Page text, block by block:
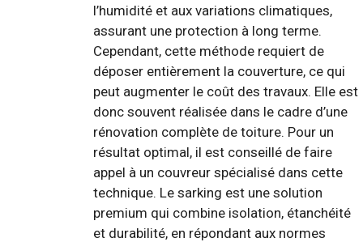
l’humidité et aux variations climatiques,
assurant une protection à long terme.
Cependant, cette méthode requiert de
déposer entièrement la couverture, ce qui
peut augmenter le coût des travaux. Elle est
donc souvent réalisée dans le cadre d’une
rénovation complète de toiture. Pour un
résultat optimal, il est conseillé de faire
appel à un couvreur spécialisé dans cette
technique. Le sarking est une solution
premium qui combine isolation, étanchéité
et durabilité, en répondant aux normes